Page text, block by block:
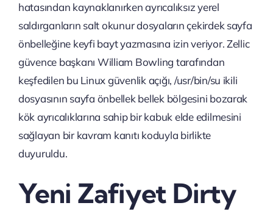
hatasından kaynaklanırken ayrıcalıksız yerel
saldırganların salt okunur dosyaların çekirdek sayfa
önbelleğine keyfi bayt yazmasına izin veriyor. Zellic
güvence başkanı William Bowling tarafından
keşfedilen bu Linux güvenlik açığı, /usr/bin/su ikili
dosyasının sayfa önbellek bellek bölgesini bozarak
kök ayrıcalıklarına sahip bir kabuk elde edilmesini
sağlayan bir kavram kanıtı koduyla birlikte
duyuruldu.
Yeni Zafiyet Dirty